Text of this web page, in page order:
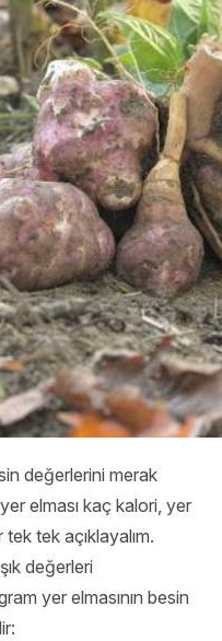
değerlerini merak
elması kaç kalori, yer
tek açıklayalım.
değerleri
yer elmasının besin